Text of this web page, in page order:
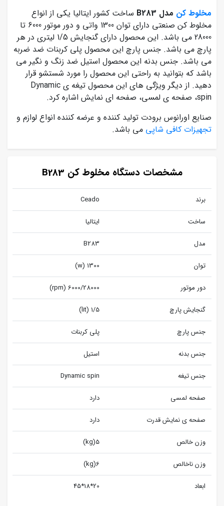
مخلوط کن مدل B283
ساخت کشور ایتالیا یکی از انواع
مخلوط کن صنعتی دارای توان 1300 واتی و دور موتور 6000 تا
28000 می باشد. این محصول دارای گنجایش 1/5 لیتری در هر
پارچ می باشد. جنس پارچ این محصول پلی کربنات ضد ضربه
می باشد. جنس بدنه این محصول استیل ضد زنگ و نگیر می
باشد که بتوانید به راحتی این محصول را مورد شستشو قرار
دهید. از دیگر ویژگی های این محصول تیغه ی Dynamic
spin، صفحه ی لمسی، صفحه ای نمایش اشاره کرد.
صنایع اورانوس برودت تولید کننده و عرضه کننده انواع لوازم و
تجهیزات کافی شاپی می باشد.
مشخصات دستگاه مخلوط کن B283
برند Ceado
ساخت ایتالیا
مدل B283
توان 1300 (w)
دور موتور 6000/28000 (rpm)
گنجایش پارچ 1/5 (lit)
جنس پارچ پلی کربنات
جنس بدنه استیل
جنس تیغه Dynamic spin
صفحه لمسی دارد
صفحه ی نمایش قدرت دارد
وزن خالص 5(kg)
وزن ناخالص 6(kg)
ابعاد 20*18*45